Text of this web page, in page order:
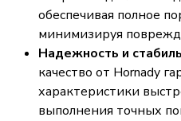
обеспечивая полное
минимизируя
Надежность и
качество от Hornady
характеристики
выполнения точных